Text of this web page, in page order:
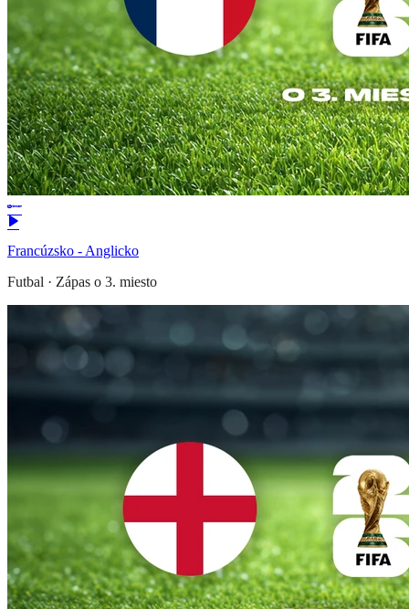
Francúzsko - Anglicko
Futbal · Zápas o 3. miesto